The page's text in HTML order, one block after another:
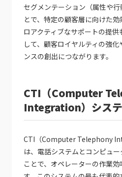
セグメンテーション（属性や
とで、特定の顧客層に向けた
ロアクティブなサポートの提
して、顧客ロイヤルティの強
ンスの創出につながります。
CTI（Computer
Integration）シス
CTI（Computer Telephony
は、電話システムとコンピュ
ことで、オペレーターの作業